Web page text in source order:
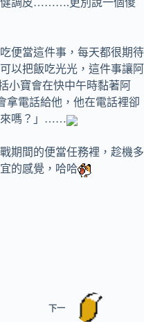
健調皮……….更別說一個傻
便當這件事，每天都很期待
以把飯吃光光，這件事讓阿
小寶會在快中午時黏著阿
拿電話給他，他在電話裡卻
來嗎？」……
期間的便當任務裡，趁機多
的感覺，哈哈
下一